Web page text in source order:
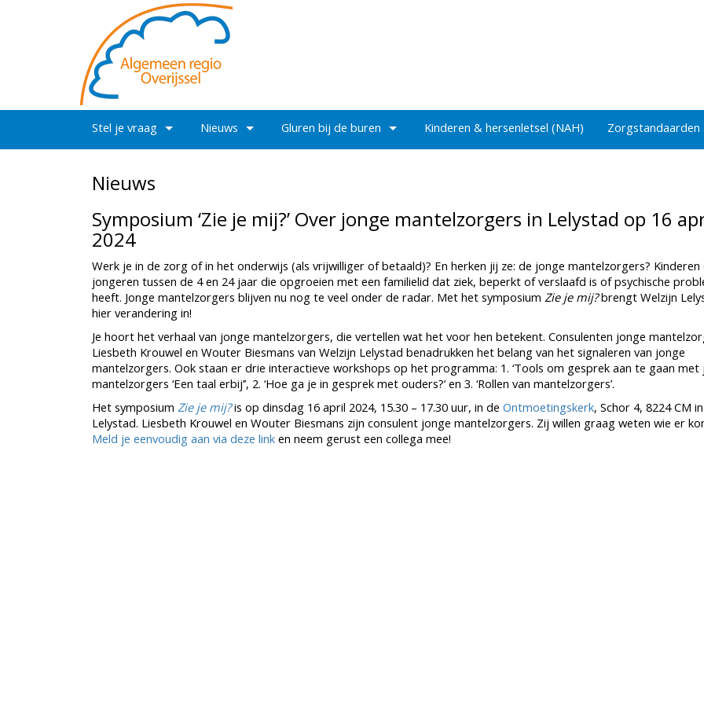
Stel je vraag Nieuws Gluren bij de buren Kinderen & hersenletsel (NAH) Zorgstandaarden
Nieuws
Symposium ‘Zie je mij?’ Over jonge mantelzorgers in Lelystad op 16
2024
Werk je in de zorg of in het onderwijs (als vrijwilliger of betaald)? En herken jij ze: de jonge mantelzorgers? Kinderen
jongeren tussen de 4 en 24 jaar die opgroeien met een familielid dat ziek, beperkt of verslaafd is of psychische
heeft. Jonge mantelzorgers blijven nu nog te veel onder de radar. Met het symposium Zie je mij?brengt Welzijn
hier verandering in!
Je hoort het verhaal van jonge mantelzorgers, die vertellen wat het voor hen betekent. Consulenten jonge
Liesbeth Krouwel en Wouter Biesmans van Welzijn Lelystad benadrukken het belang van het signaleren van jonge
mantelzorgers. Ook staan er drie interactieve workshops op het programma: 1. ‘Tools om gesprek aan te gaan met
mantelzorgers ‘Een taal erbij’’, 2. ‘Hoe ga je in gesprek met ouders?’ en 3. ‘Rollen van mantelzorgers’.
Het symposium Zie je mij?is op dinsdag 16 april 2024, 15.30 – 17.30 uur, in de Ontmoetingskerk, Schor 4, 8224 CM in
Lelystad. Liesbeth Krouwel en Wouter Biesmans zijn consulent jonge mantelzorgers. Zij willen graag weten wie er
Meld je eenvoudig aan via deze link en neem gerust een collega mee!